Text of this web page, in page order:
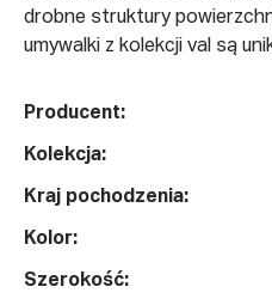
drobne struktury
umywalki z kolekcji val są
Producent:
Kolekcja:
Kraj pochodzenia:
Kolor:
Szerokość: